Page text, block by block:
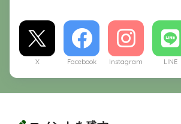
X Facebook Instagram LINE